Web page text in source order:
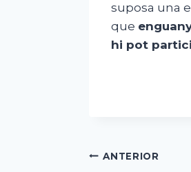
suposa una
que
hi pot
Navegació
ANTERIOR